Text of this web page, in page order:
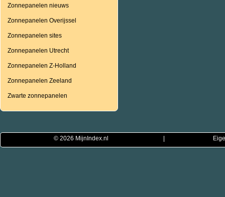
Zonnepanelen nieuws
Zonnepanelen Overijssel
Zonnepanelen sites
Zonnepanelen Utrecht
Zonnepanelen Z-Holland
Zonnepanelen Zeeland
Zwarte zonnepanelen
© 2026 MijnIndex.nl